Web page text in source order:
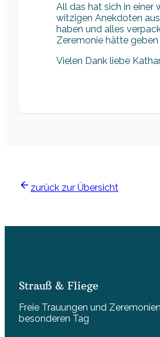
All das hat sich in einer
witzigen Anekdoten
haben und alles
Zeremonie hätte geben
Vielen Dank liebe
zurück zur Übersicht
Strauß & Fliege
Freie Trauungen und
besonderen Tag